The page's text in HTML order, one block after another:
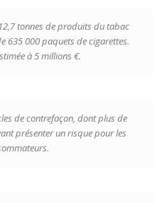
tonnes de produits du tabac
635 000 paquets de cigarettes.
à 5 millions €.
de contrefaçon, dont plus de
présenter un risque pour les